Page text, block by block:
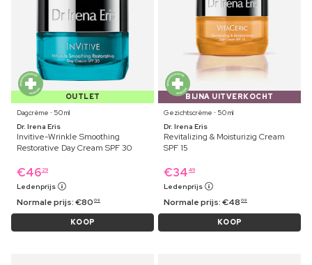
OUTLET
Dagcrème ⋅ 50 ml
Dr. Irena Eris
Invitive-Wrinkle Smoothing
Restorative Day Cream SPF 30
€46 29
Ledenprijs
Normale prijs:€80 09
KOOP
BIJNA UITVERKOCHT
Gezichtscrème ⋅ 50 ml
Dr. Irena Eris
Revitalizing & Moisturizig Cream
SPF 15
€34 49
Ledenprijs
Normale prijs:€48 09
KOOP